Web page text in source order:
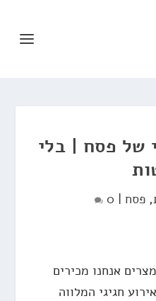
של פסח | בלי
, פסח |
0
אנחנו מכירים
חגיגי המלווה